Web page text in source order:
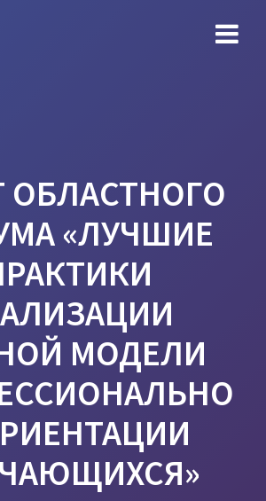
ОБЛАСТНОГО
«ЛУЧШИЕ
МОДЕЛИ